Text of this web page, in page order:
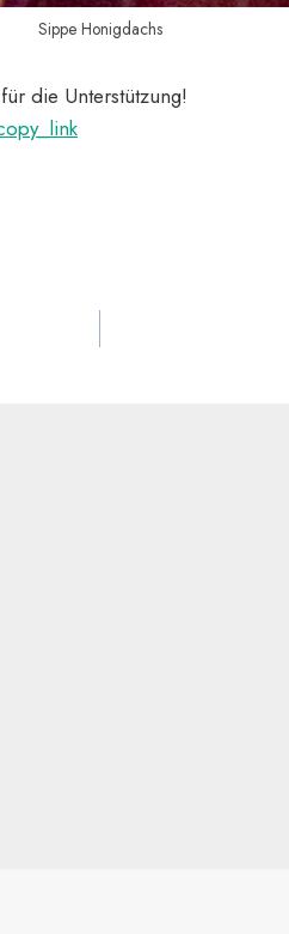
Sippe Honigdachs
die Unterstützung!